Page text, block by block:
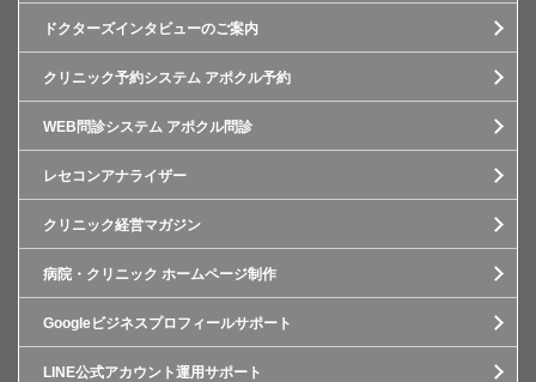
ドクターズインタビューのご案内
クリニック予約システム アポクル予約
WEB問診システム アポクル問診
レセコンアナライザー
クリニック経営マガジン
病院・クリニック ホームページ制作
Googleビジネスプロフィールサポート
LINE公式アカウント運用サポート